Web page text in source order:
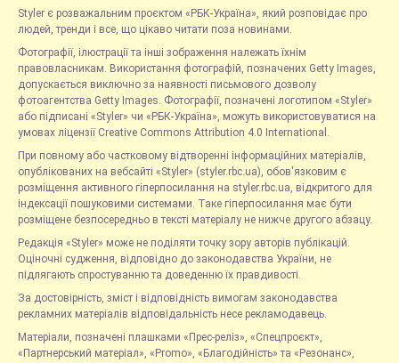
Styler є розважальним проєктом «РБК-Україна», який розповідає про
людей, тренди і все, що цікаво читати поза новинами.
Фотографії, ілюстрації та інші зображення належать їхнім
правовласникам. Використання фотографій, позначених Getty Images,
допускається виключно за наявності письмового дозволу
фотоагентства Getty Images. Фотографії, позначені логотипом «Styler»
або підписані «Styler» чи «РБК-Україна», можуть використовуватися на
умовах ліцензії Creative Commons Attribution 4.0 International.
При повному або частковому відтворенні інформаційних матеріалів,
опублікованих на вебсайті «Styler» (styler.rbc.ua), обов'язковим є
розміщення активного гіперпосилання на styler.rbc.ua, відкритого для
індексації пошуковими системами. Таке гіперпосилання має бути
розміщене безпосередньо в тексті матеріалу не нижче другого абзацу.
Редакція «Styler» може не поділяти точку зору авторів публікацій.
Оціночні судження, відповідно до законодавства України, не
підлягають спростуванню та доведенню їх правдивості.
За достовірність, зміст і відповідність вимогам законодавства
рекламних матеріалів відповідальність несе рекламодавець.
Матеріали, позначені плашками «Прес-реліз», «Спецпроєкт»,
«Партнерський матеріал», «Promo», «Благодійність» та «Резонанс»,